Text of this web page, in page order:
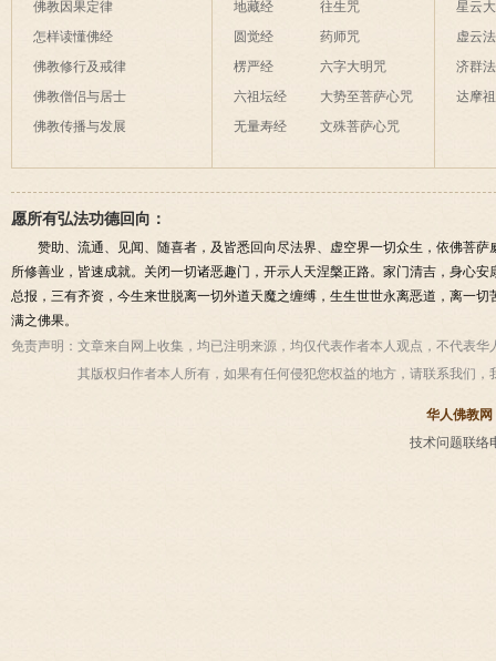
佛教因果定律
怎样读懂佛经
佛教修行及戒律
佛教僧侣与居士
佛教传播与发展
地藏经
圆觉经
楞严经
六祖坛经
无量寿经
往生咒
药师咒
六字大明咒
大势至菩萨心咒
文殊菩萨心咒
星云
虚云
济群
达摩
愿所有弘法功德回向：
赞助、流通、见闻、随喜者，及皆悉回向尽法界、虚空界一切众生，依佛菩
所修善业，皆速成就。关闭一切诸恶趣门，开示人天涅槃正路。家门清吉，身心
总报，三有齐资，今生来世脱离一切外道天魔之缠缚，生生世世永离恶道，离一
满之佛果。
免责声明： 文章来自网上收集，均已注明来源，均仅代表作者本人观点，不代表
其版权归作者本人所有，如果有任何侵犯您权益的地方，请联系我们，
华人佛教网
技术问题联络